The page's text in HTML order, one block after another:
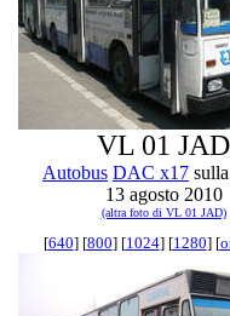
VL 01 JAD
Autobus DAC x17
13 agosto 2010
(altra foto di VL 01 JAD)
[640] [800] [1024] [1280] [